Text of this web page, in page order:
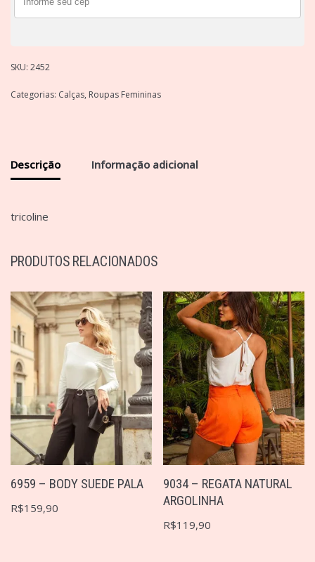
SKU: 2452
Categorias: Calças, Roupas Femininas
Descrição Informação adicional
tricoline
PRODUTOS RELACIONADOS
6959 – BODY SUEDE PALA
R$159,90
9034 – REGATA NATURAL
ARGOLINHA
R$119,90